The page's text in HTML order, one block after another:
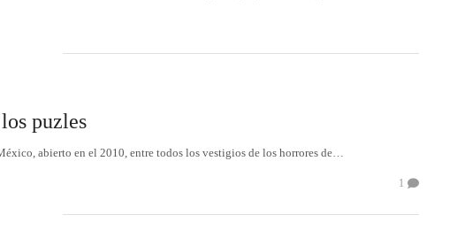
puzles
abierto en el 2010, entre todos los vestigios de los horrores de…
1